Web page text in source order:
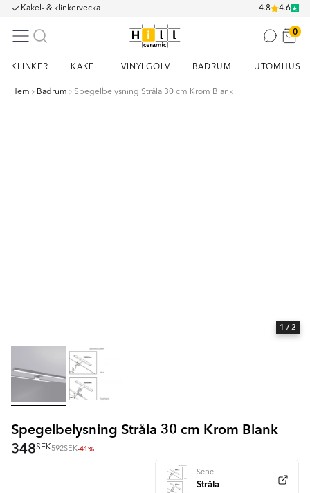
Kakel- & klinkervecka 4.8 4.6
0
KLINKER KAKEL VINYLGOLV BADRUM UTOMHUS
Hem Badrum Spegelbelysning Stråla 30 cm Krom Blank
1 / 2
Spegelbelysning Stråla 30 cm Krom Blank
348SEK592SEK-41%
Serie
Stråla